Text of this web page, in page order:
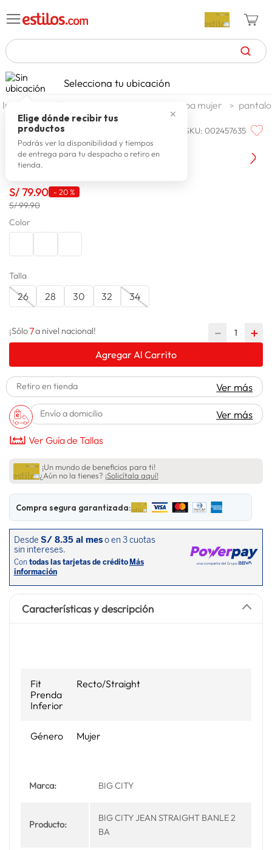
TÉRMINOS MÁS BUSCADOS
1. zapatillas mujer
2. celulares
3. zapatillas hombre
4. moda
6. tv
7.
10. lavadora
Selecciona tu ubicación
✕
Elige dónde recibir tus
productos
Podrás ver la disponibilidad y tiempos
de entrega para tu despacho o retiro en
tienda.
moda y accesorios ropa mujer
BIG CITY SKU:002457635
Big City Jean Straight Banle 2 Ba
S/79.90 - 20 %
S/ 99.90
Color
Talla
26 28 30 32 34
¡Sólo7a nivel nacional! ＋
－
Agregar Al Carrito
Retiro en tienda Ver más
Envío a domicilio Ver más
Ver Guía de Tallas
¡Un mundo de beneficios para ti!
¿Aún no la tienes? ¡Solicítala aquí!
Compra segura garantizada:
Características y descripción
Fit
Prenda
Inferior
Recto/Straight
Género Mujer
Marca: BIG CITY
Producto:
BIG CITY JEAN STRAIGHT BANLE 2
BA